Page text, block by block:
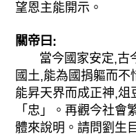
望恩主能開示。
關帝曰 :
當今國家安定,古
國土,能為國捐軀而不
能昇天界而成正神,俎
「忠」。再觀今社會
體來說明。請問劉生